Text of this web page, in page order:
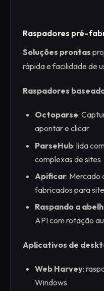
Raspadores pré-
Soluções prontas
rápida e facilidade de
Raspadores
Octoparse:
apontar e clicar
ParseHub: lida
complexas de sites
Apificar: Mercado
fabricados para
Raspando a
API com rotação
Aplicativos de
Web Harvey:
Windows